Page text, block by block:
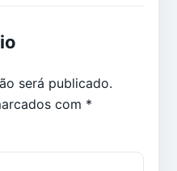
será publicado.
com *